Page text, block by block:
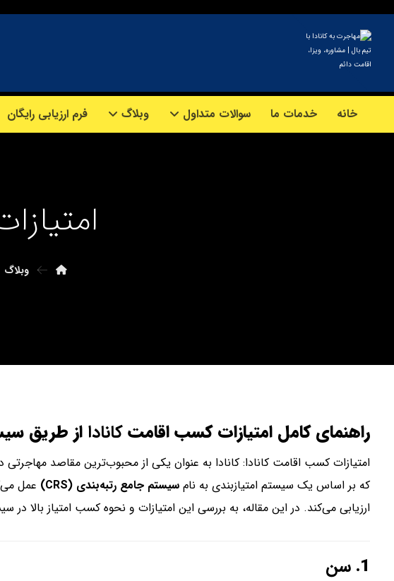
خانه خدمات ما سوالات متداول وبلاگ فرم ارزیابی رایگان
وبلاگ
راهنمای کامل امتیازات کسب اقامتکانادا از طریق
امتیازات کسب اقامت کانادا: کانادا به عنوان یکی از محبوب‌ترین مقاصد
که بر اساس یک سیستم امتیازبندی به نام سیستم جامع رتبه‌بندی (CRS)
عمل
ارزیابی می‌کند. در این مقاله، به بررسی این امتیازات و نحوه کسب امتیاز بالا در
1. سن